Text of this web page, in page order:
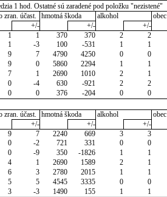
1 hod. Ostatné sú zaradené pod položku "nezistené"
zran. účast. hmotná škoda alkohol
obec
+/- +/- +/-
1 1 370 370 2 2
1 -3 100 -531 1 1
9 7 4790 4250 0 0
9 0 5860 2294 1 1
7 1 2690 1010 2 1
0 -4 630 -921 2 2
0 0 376 -204 0 0
zran. účast. hmotná škoda alkohol
obec
+/- +/- +/-
9 7 2240 669 3 3
0 -2 721 331 0 0
0 -9 350 -1826 1 1
4 1 2690 1589 2 1
6 3 2780 2015 1 1
5 5 4545 3335 0 0
3 -3 1490 155 1 1